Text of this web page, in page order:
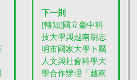
下一則
[轉知]國立臺中科
技大學與越南胡志
明市國家大學下屬
人文與社會科學大
學合作辦理「越南